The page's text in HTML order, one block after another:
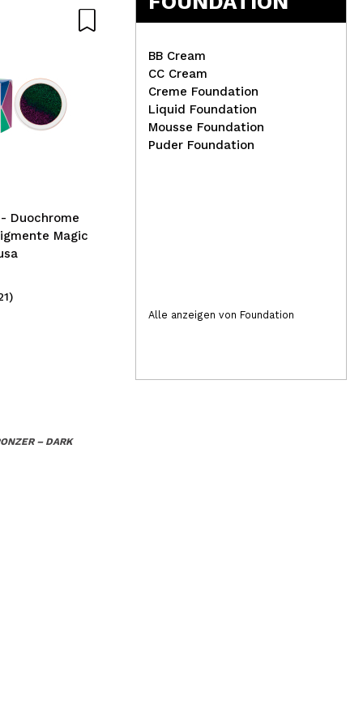
- Duochrome
Magic
Revolution Pro -
Korrigierender Primer -
7,99€
BB Cream
CC Cream
Creme Foundation
Liquid Foundation
Mousse Foundation
Puder Foundation
Alle anzeigen von Foundation
– DARK